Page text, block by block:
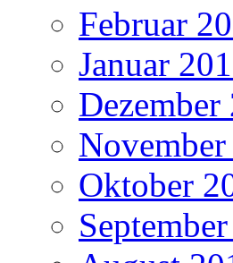
Februar
Januar
Dezember
Oktober